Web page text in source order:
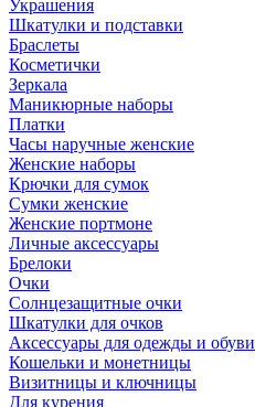
Украшения
Шкатулки и подставки
Браслеты
Косметички
Зеркала
Маникюрные наборы
Платки
Часы наручные женские
Женские наборы
Крючки для сумок
Сумки женские
Женские портмоне
Личные аксессуары
Брелоки
Очки
Солнцезащитные очки
Шкатулки для очков
Аксессуары для одежды и обуви
Кошельки и монетницы
Визитницы и ключницы
Для курения